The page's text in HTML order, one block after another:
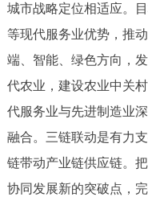
城市战略定位相适应。
等现代服务业优势，推
端、智能、绿色方向，
代农业，建设农业中关
代服务业与先进制造业
融合。三链联动是有力
链带动产业链供应链。
协同发展新的突破点，